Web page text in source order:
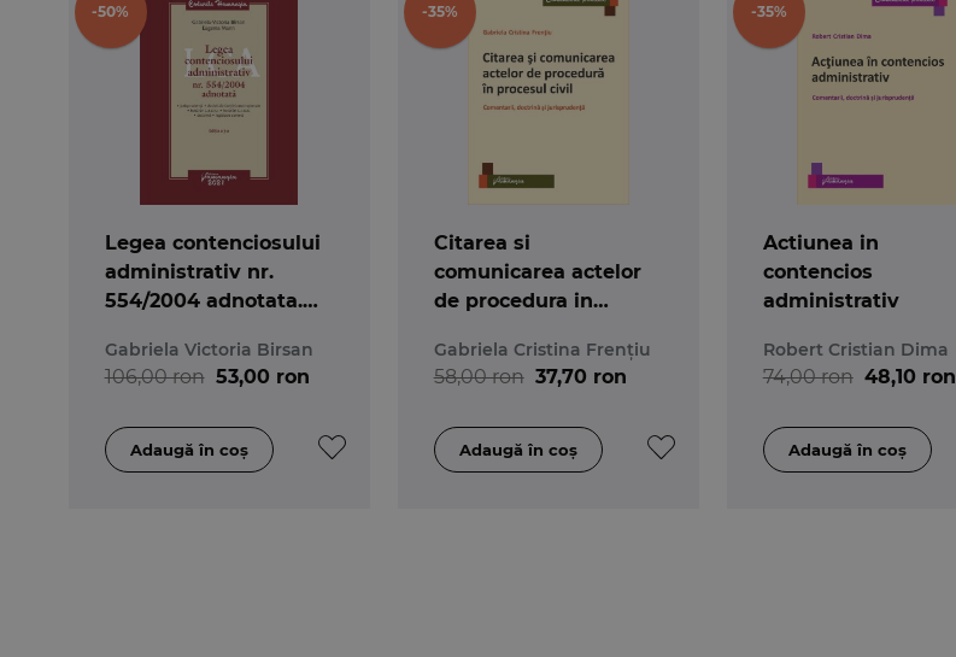
-50%
Legea contenciosului
administrativ nr.
554/2004 adnotata.
Gabriela Victoria Birsan
106,00 ron 53,00 ron
-35%
Citarea si
comunicarea actelor
de procedura in
Comentarii, doctrina
si jurisprudenta
Gabriela Cristina Frențiu
58,00 ron 37,70 ron
-35%
Actiunea in
contencios
administrativ
Robert Cristian Dima
74,00 ron 48,10 ron